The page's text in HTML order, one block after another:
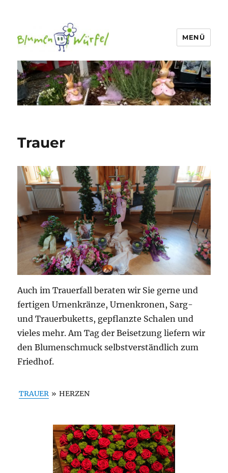
Blumen-Würfel
MENÜ
Trauer
Auch im Trauerfall beraten wir Sie gerne und
fertigen Urnenkränze, Urnenkronen, Sarg-
und Trauerbuketts, gepflanzte Schalen und
vieles mehr. Am Tag der Beisetzung liefern wir
den Blumenschmuck selbstverständlich zum
Friedhof.
TRAUER » HERZEN